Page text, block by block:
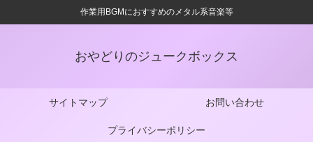
作業用BGMにおすすめのメタル系音楽等
おやどりのジュークボックス
サイトマップ お問い合わせ
プライバシーポリシー